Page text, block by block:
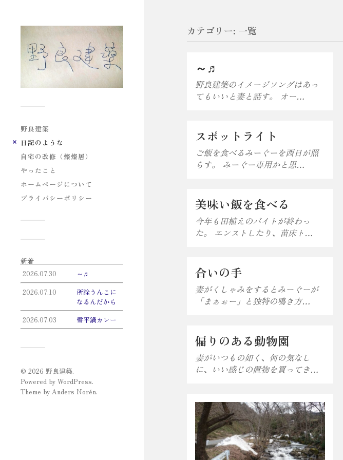
野良建築
日記のような
自宅の改修（燦燦居）
やったこと
ホームページについて
プライバシーポリシー
新着
2026.07.30
～♬
2026.07.10
所詮うんこに
なるんだから
2026.07.03
雪平鍋カレー
© 2026 野良建築.
Powered by WordPress.
Theme by Anders Norén.
カテゴリー: 一覧
～♬
野良建築のイメージソングはあっ
てもいいと妻と話す。 オー…
スポットライト
ご飯を食べるみーぐーを西日が照
らす。 みーぐー専用かと思…
美味い飯を食べる
今年も田植えのバイトが終わっ
た。 エンストしたり、苗床ト…
合いの手
妻がくしゃみをするとみーぐーが
「まぁぉー」と独特の鳴き方…
偏りのある動物園
妻がいつもの如く、何の気なし
に、いい感じの置物を買ってき…